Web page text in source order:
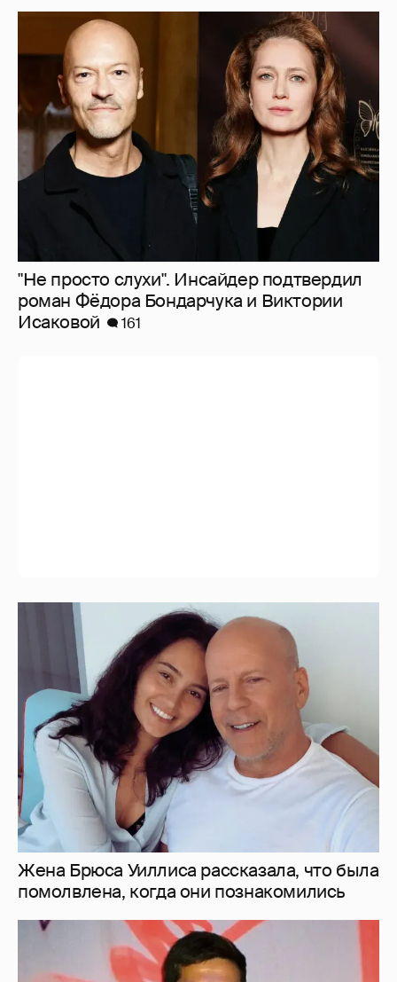
"Не просто слухи". Инсайдер подтвердил
роман Фёдора Бондарчука и Виктории
Исаковой
161
Жена Брюса Уиллиса рассказала, что была
помолвлена, когда они познакомились
Фёдор Смолов продаёт квартиру в Москве